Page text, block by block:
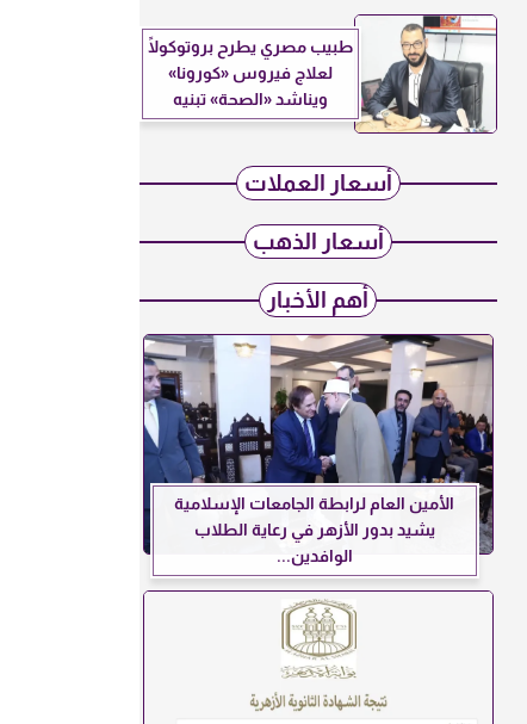
طبيب مصري يطرح بروتوكولًا
لعلاج فيروس «كورونا»
ويناشد «الصحة» تبنيه
أسعار العملات
أسعار الذهب
أهم الأخبار
الأمين العام لرابطة الجامعات الإسلامية
يشيد بدور الأزهر في رعاية الطلاب
الوافدين...